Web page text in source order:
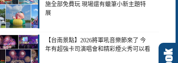
施全部免費玩 現場還有蠟筆小新主題特
展
【台南景點】2026將軍吼音樂節來了 今
年有超強卡司演唱會和精彩煙火秀可以看